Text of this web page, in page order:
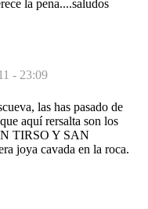
la pena....saludos
- 23:09
las has pasado de
aquí rersalta son los
TIRSO Y SAN
joya cavada en la roca.